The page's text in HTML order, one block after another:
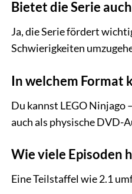
Bietet die Serie
Ja, die Serie fördert
Schwierigkeiten
In welchem Format
Du kannst LEGO Ninjago
auch als physische DVD-
Wie viele Episoden
Eine Teilstaffel wie 2.1